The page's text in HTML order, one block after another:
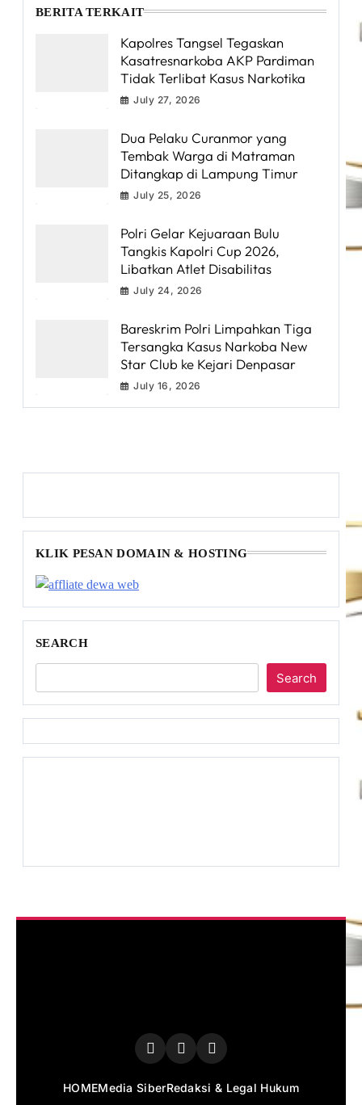
BERITA TERKAIT
Kapolres Tangsel Tegaskan
Kasatresnarkoba AKP Pardiman
Tidak Terlibat Kasus Narkotika
July 27, 2026
Dua Pelaku Curanmor yang
Tembak Warga di Matraman
Ditangkap di Lampung Timur
July 25, 2026
Polri Gelar Kejuaraan Bulu
Tangkis Kapolri Cup 2026,
Libatkan Atlet Disabilitas
July 24, 2026
Bareskrim Polri Limpahkan Tiga
Tersangka Kasus Narkoba New
Star Club ke Kejari Denpasar
July 16, 2026
KLIK PESAN DOMAIN & HOSTING
SEARCH
Search
HOMEMedia SiberRedaksi & Legal Hukum